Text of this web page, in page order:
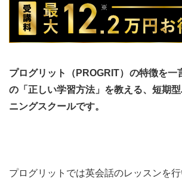
プログリット（PROGRIT） の特徴を一
の「正しい学習方法」を教える、短期
ニングスクールです。
プログリットでは英会話のレッスンを